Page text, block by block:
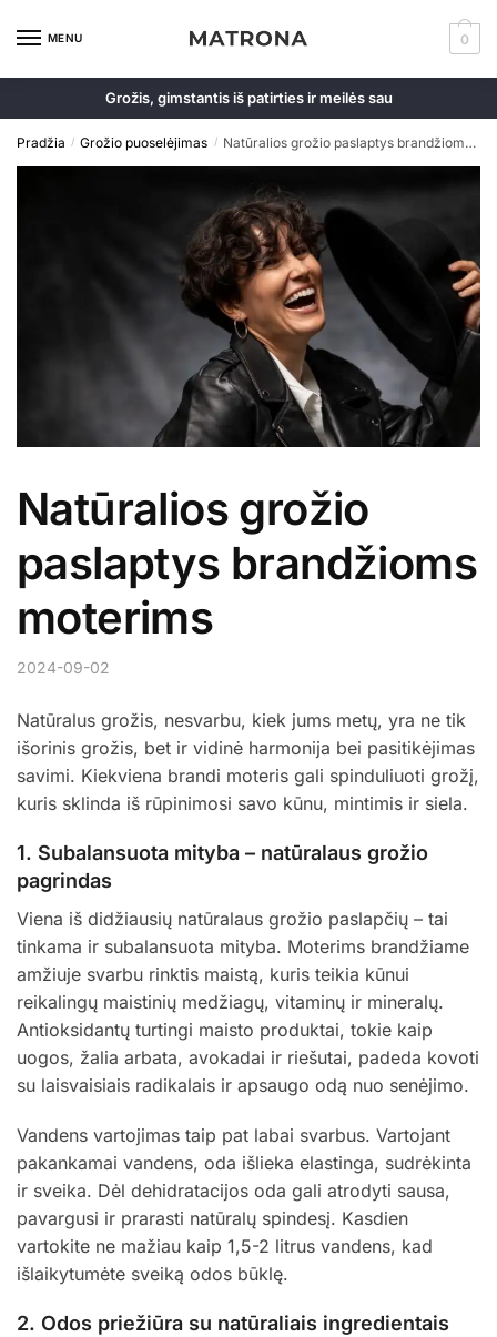
MENU 0
Grožis, gimstantis iš patirties ir meilės sau
Pradžia / Grožio puoselėjimas / Natūralios grožio paslaptys brandžioms moterims
Natūralios grožio
paslaptys brandžioms
moterims
2024-09-02
Natūralus grožis, nesvarbu, kiek jums metų, yra ne tik
išorinis grožis, bet ir vidinė harmonija bei pasitikėjimas
savimi. Kiekviena brandi moteris gali spinduliuoti grožį,
kuris sklinda iš rūpinimosi savo kūnu, mintimis ir siela.
1. Subalansuota mityba – natūralaus grožio
pagrindas
Viena iš didžiausių natūralaus grožio paslapčių – tai
tinkama ir subalansuota mityba. Moterims brandžiame
amžiuje svarbu rinktis maistą, kuris teikia kūnui
reikalingų maistinių medžiagų, vitaminų ir mineralų.
Antioksidantų turtingi maisto produktai, tokie kaip
uogos, žalia arbata, avokadai ir riešutai, padeda kovoti
su laisvaisiais radikalais ir apsaugo odą nuo senėjimo.
Vandens vartojimas taip pat labai svarbus. Vartojant
pakankamai vandens, oda išlieka elastinga, sudrėkinta
ir sveika. Dėl dehidratacijos oda gali atrodyti sausa,
pavargusi ir prarasti natūralų spindesį. Kasdien
vartokite ne mažiau kaip 1,5-2 litrus vandens, kad
išlaikytumėte sveiką odos būklę.
2. Odos priežiūra su natūraliais ingredientais